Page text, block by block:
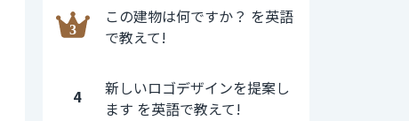
この建物は何ですか？ を英語
で教えて!
4
新しいロゴデザインを提案し
ます を英語で教えて!